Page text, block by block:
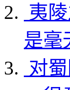
夷
是毫
对